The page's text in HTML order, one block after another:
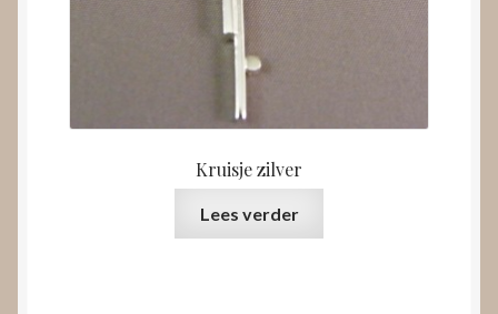
Kruisje zilver
Lees verder